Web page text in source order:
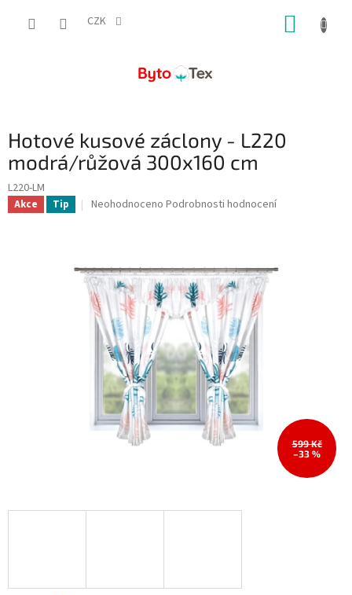
CZK
Hotové kusové záclony - L220
modrá/růžová 300x160 cm
L220-LM
Akce Tip
Průměrné
z
5
hvězdiček.
Neohodnoceno Podrobnosti hodnocení
599 Kč
–33 %